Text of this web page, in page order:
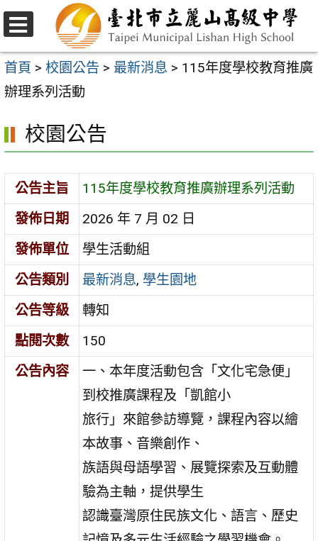
跳
至
主
要
容
區
選
單
首頁 > 校園公告 > 最新消息 > 115年度學校教育推廣
辦理系列活動
校園公告
公告主旨
115年度學校教育推廣辦理系列活動
發佈日期
2026 年 7 月 02 日
發佈單位
學生活動組
公告類別
最新消息, 學生園地
公告等級
轉知
點閱次數
150
公告內容
一、本年度活動包含「文化宅急便」
到校推廣課程及「凱館小
旅行」來館參訪導覽，課程內容以繪
本故事、音樂創作、
族語與母語學習、展覽探索及互動體
驗為主軸，提供學生
認識臺灣原住民族文化、語言、歷史